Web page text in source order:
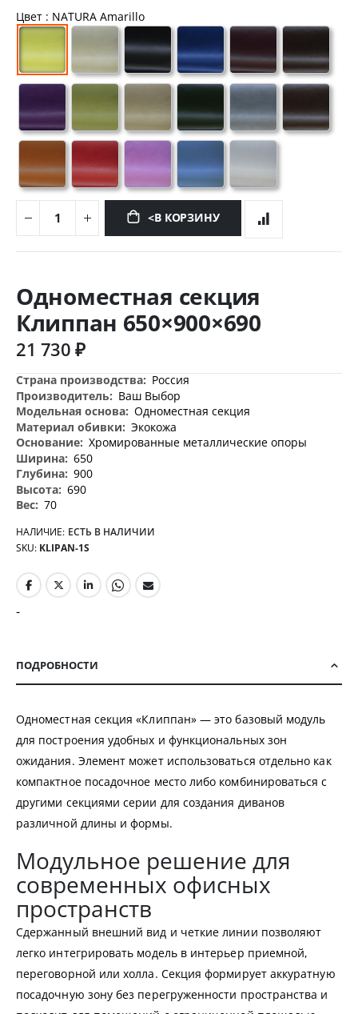
Цвет : NATURA Amarillo
<В КОРЗИНУ
началу
галереи
изображений
Одноместная секция
Клиппан 650×900×690
21 730 ₽
Дополнительная
информация
Россия
Ваш Выбор
Одноместная секция
Экокожа
Хромированные металлические опоры
650
900
690
70
НАЛИЧИЕ: ЕСТЬ В НАЛИЧИИ
SKU KLIPAN-1S
-
ПОДРОБНОСТИ
Одноместная секция «Клиппан» — это базовый модуль
для построения удобных и функциональных зон
ожидания. Элемент может использоваться отдельно как
компактное посадочное место либо комбинироваться с
другими секциями серии для создания диванов
различной длины и формы.
Модульное решение для
современных офисных
пространств
Сдержанный внешний вид и четкие линии позволяют
легко интегрировать модель в интерьер приемной,
переговорной или холла. Секция формирует аккуратную
посадочную зону без перегруженности пространства и